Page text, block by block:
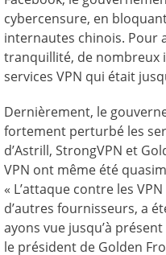
cybercensure, en
internautes chinois. Pour
tranquillité, de nombreux
services VPN qui était
Dernièrement, le
fortement perturbé les
d’Astrill, StrongVPN et
VPN ont même été
« L’attaque contre les
d’autres fournisseurs, a
ayons vue jusqu’à
le président de Golden